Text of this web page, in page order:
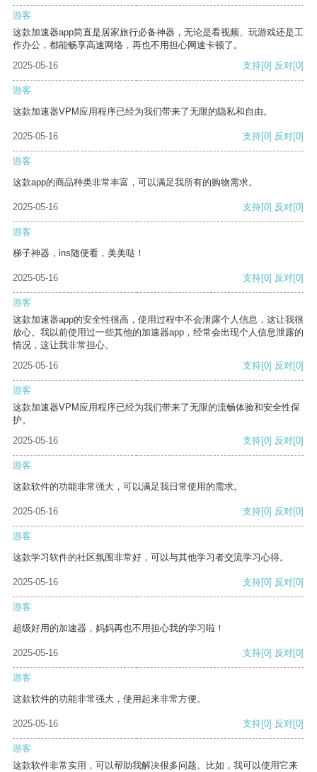
游客
这款加速器app简直是居家旅行必备神器，无论是看视频、玩游戏还是工
作办公，都能畅享高速网络，再也不用担心网速卡顿了。
2025-05-16
支持[0] 反对[0]
游客
这款加速器VPM应用程序已经为我们带来了无限的隐私和自由。
2025-05-16 支持[0] 反对[0]
游客
这款app的商品种类非常丰富，可以满足我所有的购物需求。
2025-05-16 支持[0] 反对[0]
游客
梯子神器，ins随便看，美美哒！
2025-05-16 支持[0] 反对[0]
游客
这款加速器app的安全性很高，使用过程中不会泄露个人信息，这让我很
放心。我以前使用过一些其他的加速器app，经常会出现个人信息泄露的
情况，这让我非常担心。
2025-05-16
支持[0] 反对[0]
游客
这款加速器VPM应用程序已经为我们带来了无限的流畅体验和安全性保
护。
2025-05-16
支持[0] 反对[0]
游客
这款软件的功能非常强大，可以满足我日常使用的需求。
2025-05-16 支持[0] 反对[0]
游客
这款学习软件的社区氛围非常好，可以与其他学习者交流学习心得。
2025-05-16 支持[0] 反对[0]
游客
超级好用的加速器，妈妈再也不用担心我的学习啦！
2025-05-16 支持[0] 反对[0]
游客
这款软件的功能非常强大，使用起来非常方便。
2025-05-16 支持[0] 反对[0]
游客
这款软件非常实用，可以帮助我解决很多问题。比如，我可以使用它来